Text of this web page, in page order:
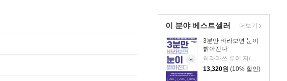
이 분야 베스트셀러
3분만 바라보면 눈이
밝아진다
히라마쓰 루이 저/정혜주 역
13,320원 (10% 할인)
더보기